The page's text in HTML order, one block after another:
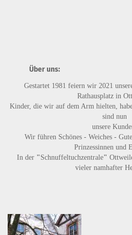
Über uns:
Gestartet 1981 feiern wir 2021
Rathausplatz in
Kinder, die wir auf dem Arm hielten,
sind nun
unsere
Wir führen Schönes - Weiches -
Prinzessinnen und
In der " Schnuffeltuchzentrale"
vieler namhafter